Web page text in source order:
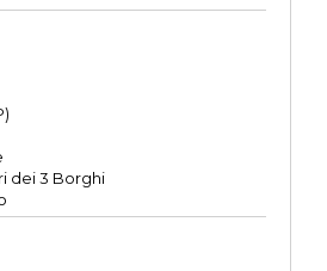
dei 3 Borghi